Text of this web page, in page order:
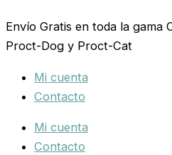
al
contenido
Envío Gratis en toda la gama
Proct-Dog y Proct-Cat
Mi cuenta
Contacto
Mi cuenta
Contacto
...
REPARADOR
1/2-
5/8
cantidad